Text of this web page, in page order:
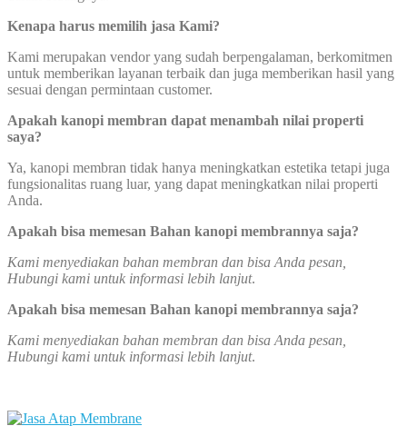
Kenapa harus memilih jasa Kami?
Kami merupakan vendor yang sudah berpengalaman, berkomitmen
untuk memberikan layanan terbaik dan juga memberikan hasil yang
sesuai dengan permintaan customer.
Apakah kanopi membran dapat menambah nilai properti
saya?
Ya, kanopi membran tidak hanya meningkatkan estetika tetapi juga
fungsionalitas ruang luar, yang dapat meningkatkan nilai properti
Anda.
Apakah bisa memesan Bahan kanopi membrannya saja?
Kami menyediakan bahan membran dan bisa Anda pesan,
Hubungi kami untuk informasi lebih lanjut.
Apakah bisa memesan Bahan kanopi membrannya saja?
Kami menyediakan bahan membran dan bisa Anda pesan,
Hubungi kami untuk informasi lebih lanjut.